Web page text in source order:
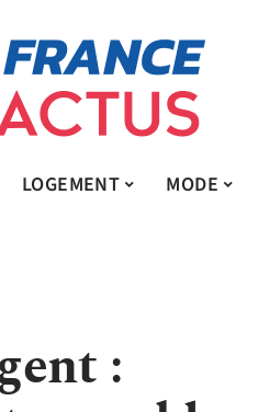
LOGEMENT MODE
: